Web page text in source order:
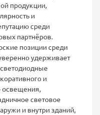
продукции,
и
среди
партнёров.
позиции среди
удерживает
и
освещения,
световое
и внутри зданий,